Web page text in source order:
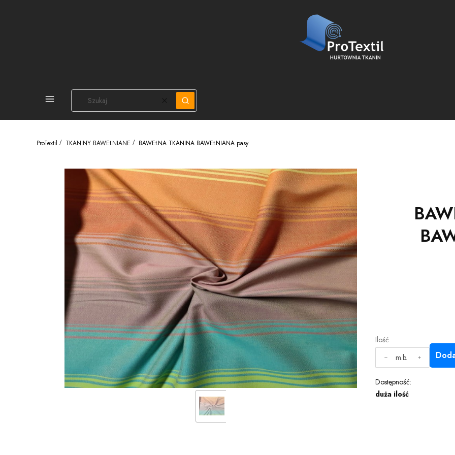
PEŁNA OFERTA
WyczyśćSzukaj
ProTextil TKANINY BAWEŁNIANE BAWEŁNA TKANINA BAWEŁNIANA pasy
Ilość
m.b.
Dostępność:
duża ilość